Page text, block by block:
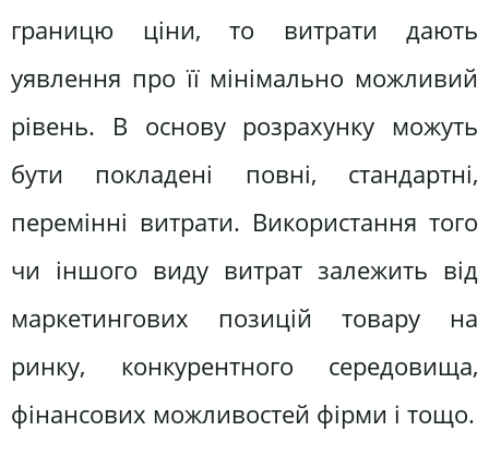
границю ціни, то витрати дають
уявлення про її мінімально можливий
рівень. В основу розрахунку можуть
бути покладені повні, стандартні,
перемінні витрати. Використання того
чи іншого виду витрат залежить від
маркетингових позицій товару на
ринку, конкурентного середовища,
фінансових можливостей фірми і тощо.